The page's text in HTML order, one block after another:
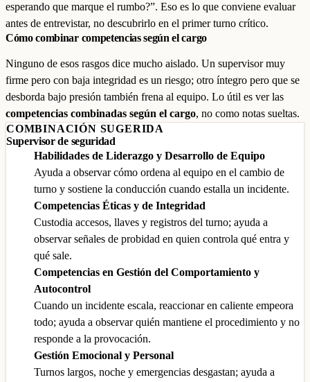
esperando que marque el rumbo?”. Eso es lo que conviene evaluar
antes de entrevistar, no descubrirlo en el primer turno crítico.
Cómo combinar competencias según el cargo
Ninguno de esos rasgos dice mucho aislado. Un supervisor muy
firme pero con baja integridad es un riesgo; otro íntegro pero que se
desborda bajo presión también frena al equipo. Lo útil es ver las
competencias combinadas según el cargo, no como notas sueltas.
COMBINACIÓN SUGERIDA
Supervisor de seguridad
Habilidades de Liderazgo y Desarrollo de Equipo
Ayuda a observar cómo ordena al equipo en el cambio de
turno y sostiene la conducción cuando estalla un incidente.
Competencias Éticas y de Integridad
Custodia accesos, llaves y registros del turno; ayuda a
observar señales de probidad en quien controla qué entra y
qué sale.
Competencias en Gestión del Comportamiento y
Autocontrol
Cuando un incidente escala, reaccionar en caliente empeora
todo; ayuda a observar quién mantiene el procedimiento y no
responde a la provocación.
Gestión Emocional y Personal
Turnos largos, noche y emergencias desgastan; ayuda a